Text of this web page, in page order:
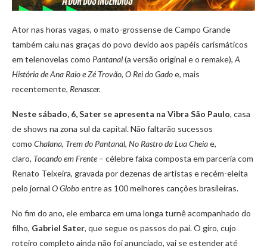
Ator nas horas vagas, o mato-grossense de Campo Grande
também caiu nas graças do povo devido aos papéis carismáticos
em telenovelas como Pantanal(a versão original e o remake), A
História de Ana Raio e Zé Trovão, O Rei do Gadoe, mais
recentemente, Renascer.
Neste sábado, 6, Sater se apresenta na Vibra São Paulo, casa
de shows na zona sul da capital. Não faltarão sucessos
como Chalana, Trem do Pantanal, No Rastro da Lua Cheiae,
claro, Tocando em Frente – célebre faixa composta em parceria com
Renato Teixeira, gravada por dezenas de artistas e recém-eleita
pelo jornal O Globoentre as 100 melhores canções brasileiras.
No fim do ano, ele embarca em uma longa turnê acompanhado do
filho, Gabriel Sater, que segue os passos do pai. O giro, cujo
roteiro completo ainda não foi anunciado, vai se estender até